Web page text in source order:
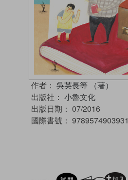
作者： 吳英長等 （著）
出版社： 小魯文化
出版日期： 07/2016
國際書號： 9789574903931
試閲